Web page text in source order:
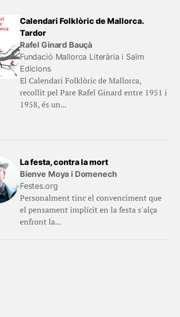
Calendari Folklòric de Mallorca.
Tardor
Rafel Ginard Bauçà
Fundació Mallorca Literària i Saïm
Edicions
El Calendari Folklòric de Mallorca,
recollit pel Pare Rafel Ginard entre 1951 i
1958, és un...
La festa, contra la mort
Bienve Moya i Domenech
Festes.org
Personalment tinc el convenciment que
el pensament implícit en la festa s'alça
enfront la...